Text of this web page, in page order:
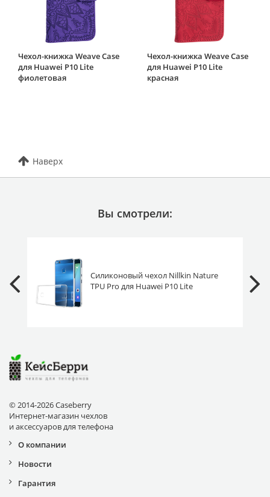
Чехол-книжка Weave Case
для Huawei P10 Lite
фиолетовая
Чехол-книжка Weave Case
для Huawei P10 Lite
красная
Наверх
Вы смотрели:
Силиконовый чехол Nillkin Nature
TPU Pro для Huawei P10 Lite
© 2014-2026 Caseberry
Интернет-магазин чехлов
и аксессуаров для телефона
О компании
Новости
Гарантия